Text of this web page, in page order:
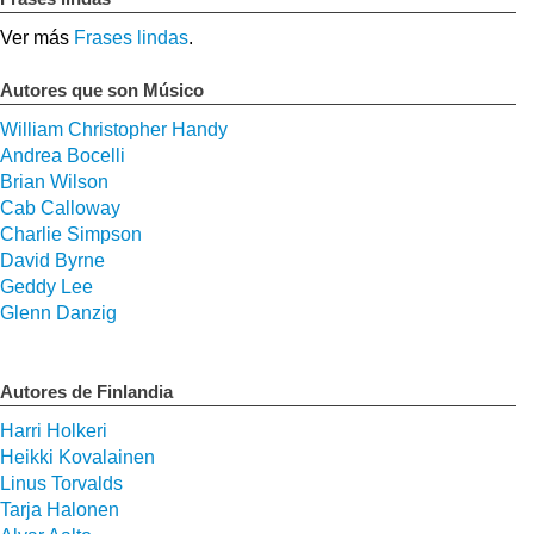
Ver más Frases lindas.
Autores que son Músico
William Christopher Handy
Andrea Bocelli
Brian Wilson
Cab Calloway
Charlie Simpson
David Byrne
Geddy Lee
Glenn Danzig
Autores de Finlandia
Harri Holkeri
Heikki Kovalainen
Linus Torvalds
Tarja Halonen